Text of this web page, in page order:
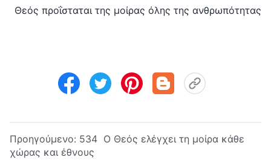
Θεός προΐσταται της μοίρας όλης της ανθρωπότητας
Προηγούμενο: 534 Ο Θεός ελέγχει τη μοίρα κάθε
χώρας και έθνους